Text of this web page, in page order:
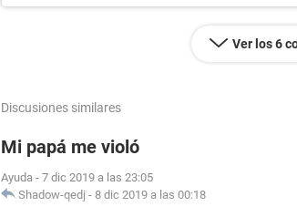
Ver los 6
Discusiones similares
Mi papá me violó
Ayuda - 7 dic 2019 a las 23:05
Shadow-qedj - 8 dic 2019 a las 00:18